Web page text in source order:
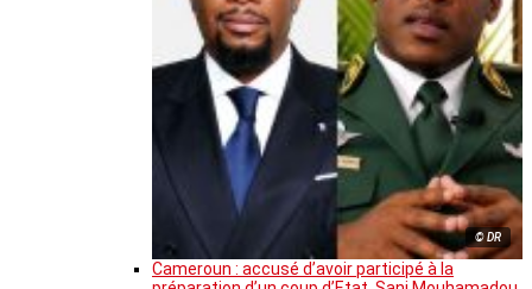
© DR
Cameroun : accusé d’avoir participé à la